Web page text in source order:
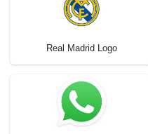
Real Madrid Logo